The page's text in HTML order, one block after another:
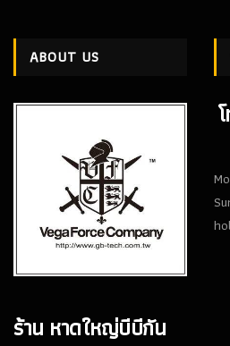
ABOUT US
ร้าน หาดใหญ่บีบีกัน